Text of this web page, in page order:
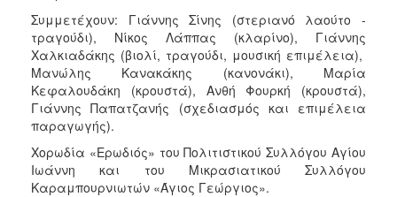
Συμμετέχουν: Γιάννης Σίνης (στεριανό λαούτο -
τραγούδι), Νίκος Λάππας (κλαρίνο), Γιάννης
Χαλκιαδάκης (βιολί, τραγούδι, μουσική επιμέλεια),
Μανώλης Κανακάκης (κανονάκι), Μαρία
Κεφαλουδάκη (κρουστά), Ανθή Φουρκή (κρουστά),
Γιάννης Παπατζανής (σχεδιασμός και επιμέλεια
παραγωγής).
Χορωδία «Ερωδιός» του Πολιτιστικού Συλλόγου Αγίου
Ιωάννη και του Μικρασιατικού Συλλόγου
Καραμπουρνιωτών «Άγιος Γεώργιος».